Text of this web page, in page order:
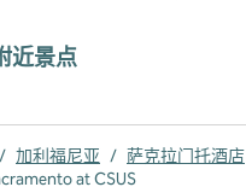
近景点
/ 加利福尼亚 / 萨克拉门托酒店
at CSUS